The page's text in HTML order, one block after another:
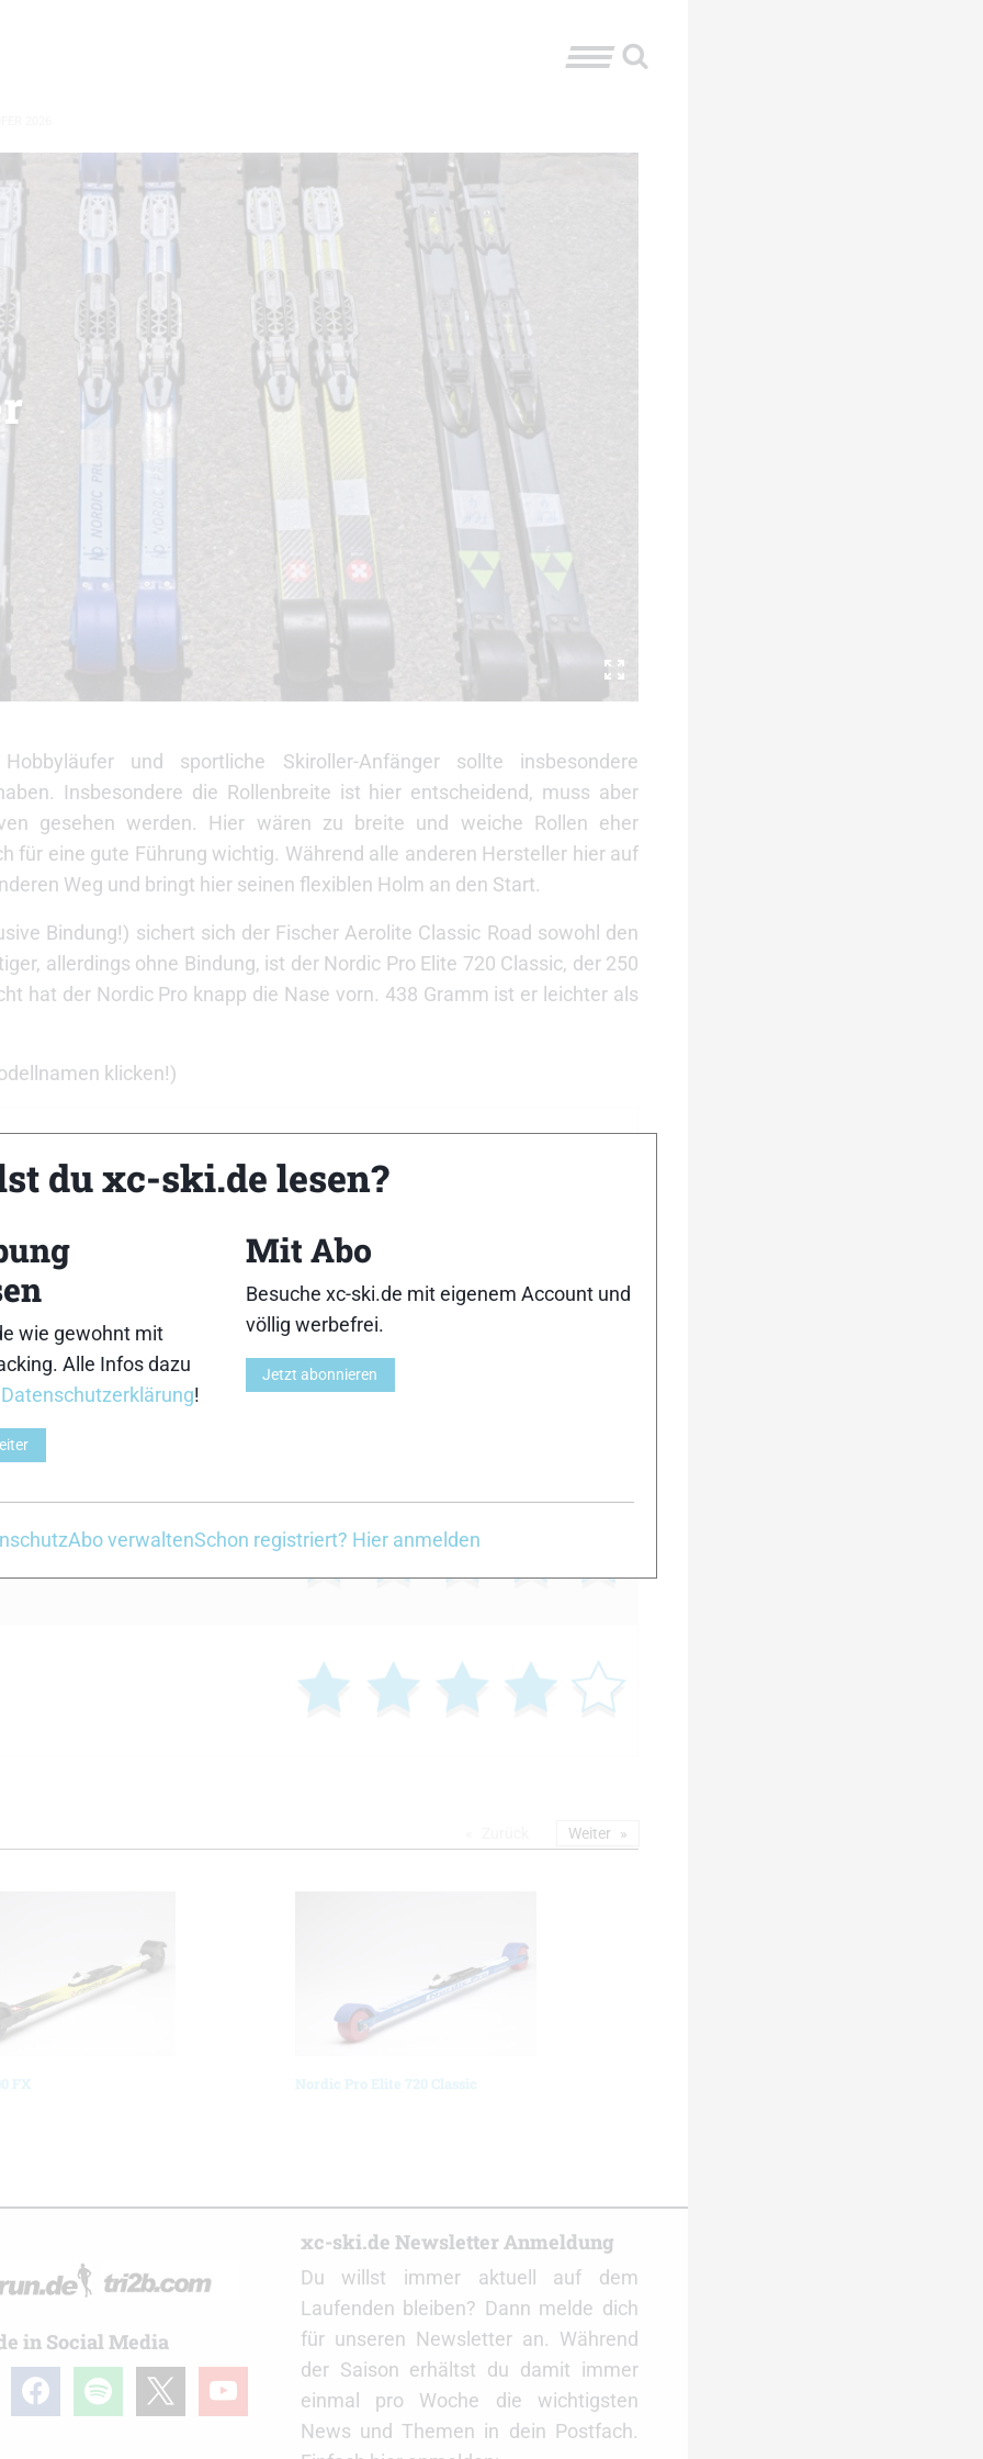
und sportliche Skiroller-Anfänger sollte insbesondere
Insbesondere die Rollenbreite ist hier entscheidend, muss aber
gesehen werden. Hier wären zu breite und weiche Rollen eher
für eine gute Führung wichtig. Während alle anderen Hersteller hier auf
Weg und bringt hier seinen flexiblen Holm an den Start.
Bindung!) sichert sich der Fischer Aerolite Classic Road sowohl den
allerdings ohne Bindung, ist der Nordic Pro Elite 720 Classic, der 250
hat der Nordic Pro knapp die Nase vorn. 438 Gramm ist er leichter als
klicken!)
FX Nordic Pro Elite 720 Classic
Weiter
in Social Media
facebookspotify youtube
xc-ski.de Newsletter Anmeldung
Du willst immer aktuell auf dem
Laufenden bleiben? Dann melde dich
für unseren Newsletter an. Während
der Saison erhältst du damit immer
einmal pro Woche die wichtigsten
News und Themen in dein Postfach.
du xc-ski.de lesen?
wie gewohnt mit
Alle Infos dazu
Datenschutzerklärung!
Mit Abo
Besuche xc-ski.de mit eigenem Account und
völlig werbefrei.
Jetzt abonnieren
Abo verwaltenSchon registriert? Hier anmelden